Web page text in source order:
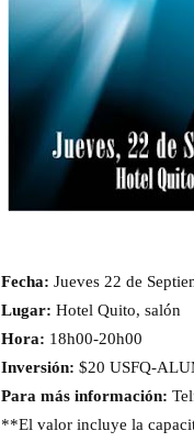
Fecha: Jueves 22 de
Lugar: Hotel Quito, salón
Hora: 18h00-20h00
Inversión: $20 USFQ-
Para más información:
**El valor incluye la